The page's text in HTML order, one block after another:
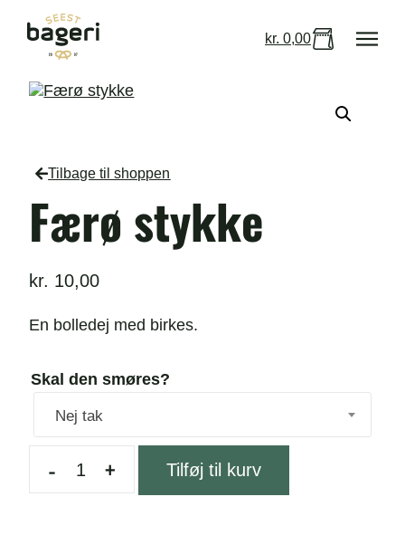
kr. 0,00
Tilbage til shoppen
Færø stykke
kr. 10,00
En bolledej med birkes.
Skal den smøres?
Nej tak
- + Tilføj til kurv